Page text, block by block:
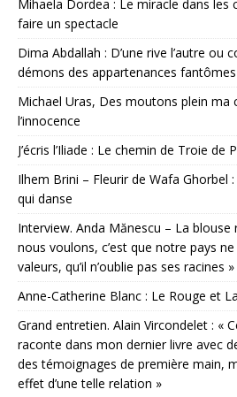
Mihaela Dordea : Le miracle dans
faire un spectacle
Dima Abdallah : D’une rive l’autre ou
démons des appartenances fantômes
Michael Uras, Des moutons plein ma
l’innocence
J’écris l’Iliade : Le chemin de Troie de
Ilhem Brini – Fleurir de Wafa Ghorbel
qui danse
Interview. Anda Mănescu – La
nous voulons, c’est que notre pays
valeurs, qu’il n’oublie pas ses racines »
Anne-Catherine Blanc : Le Rouge et
Grand entretien. Alain Vircondelet : «
raconte dans mon dernier livre avec
des témoignages de première main,
effet d’une telle relation »